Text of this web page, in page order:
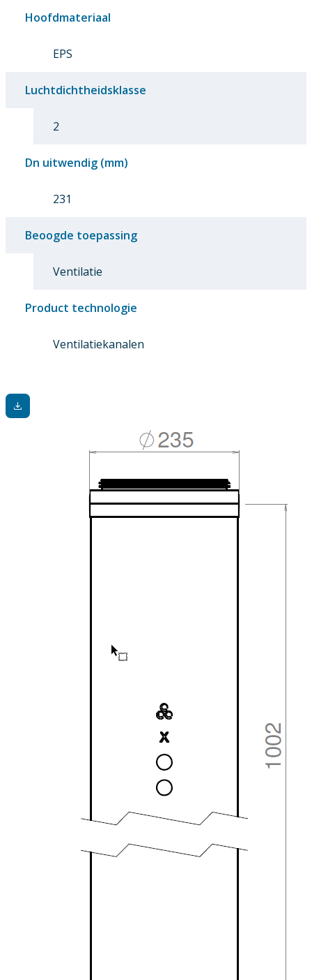
Hoofdmateriaal
EPS
Luchtdichtheidsklasse
2
Dn uitwendig (mm)
231
Beoogde toepassing
Ventilatie
Product technologie
Ventilatiekanalen